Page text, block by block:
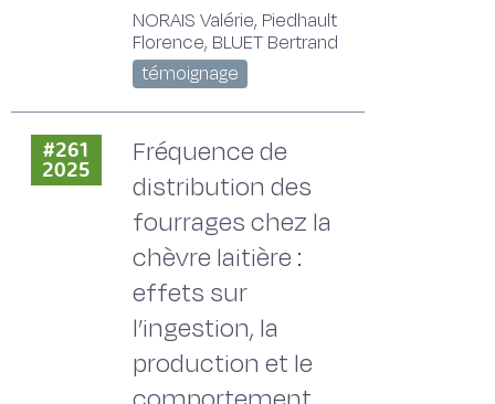
NORAIS Valérie, Piedhault
Florence, BLUET Bertrand
témoignage
#261
2025
Fréquence de
distribution des
fourrages chez la
chèvre laitière :
effets sur
l’ingestion, la
production et le